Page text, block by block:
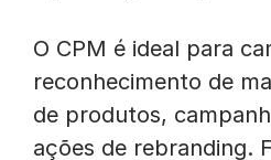
O CPM é ideal para
reconhecimento de
de produtos,
ações de rebranding.